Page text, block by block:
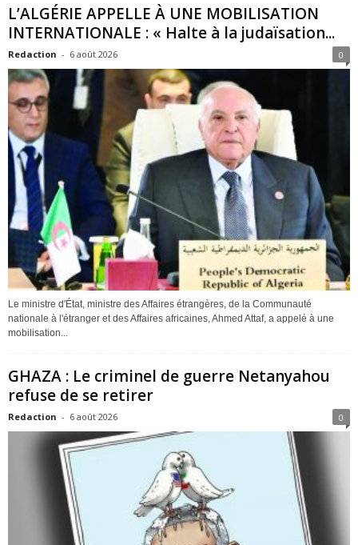
L’ALGÉRIE APPELLE À UNE MOBILISATION
INTERNATIONALE : « Halte à la judaïsation...
Redaction - 6 août 2026 0
Le ministre d'État, ministre des Affaires étrangères, de la Communauté
nationale à l'étranger et des Affaires africaines, Ahmed Attaf, a appelé à une
mobilisation...
GHAZA : Le criminel de guerre Netanyahou
refuse de se retirer
Redaction - 6 août 2026 0